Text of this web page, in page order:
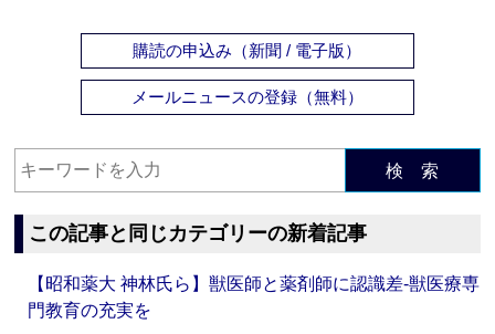
購読の申込み（新聞 / 電子版）
メールニュースの登録（無料）
検 索
この記事と同じカテゴリーの新着記事
【昭和薬大 神林氏ら】獣医師と薬剤師に認識差‐獣医療専
門教育の充実を